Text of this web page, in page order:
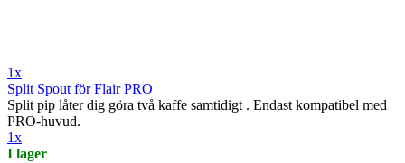
1x
Split Spout för Flair PRO
Split pip låter dig göra två kaffe samtidigt . Endast kompatibel med
PRO-huvud.
1x
I lager